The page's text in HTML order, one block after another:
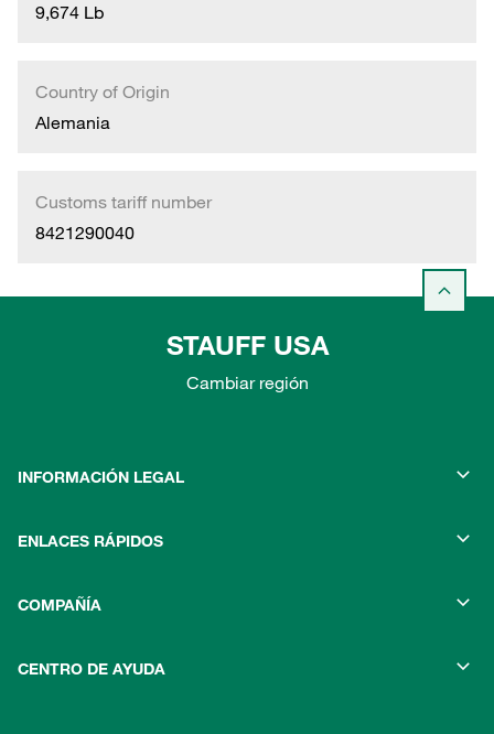
9,674 Lb
Country of Origin
Alemania
Customs tariff number
8421290040
STAUFF USA
Cambiar región
INFORMACIÓN LEGAL
ENLACES RÁPIDOS
COMPAÑÍA
CENTRO DE AYUDA